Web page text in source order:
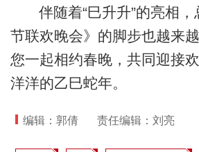
伴随着“巳升升”的亮相
节联欢晚会》的脚步也越来
您一起相约春晚，共同迎接
洋洋的乙巳蛇年。
编辑：郭倩 责任编辑：刘亮